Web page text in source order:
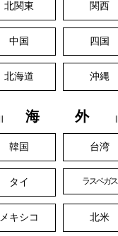
北関東 関西
中国 四国
北海道 沖縄
海 外
韓国 台湾
タイ ラスベガス
メキシコ 北米